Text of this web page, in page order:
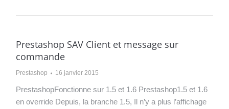
Prestashop SAV Client et message sur
commande
Prestashop 16 janvier 2015
PrestashopFonctionne sur 1.5 et 1.6 Prestashop1.5 et 1.6
en override Depuis, la branche 1.5, Il n’y a plus l’affichage